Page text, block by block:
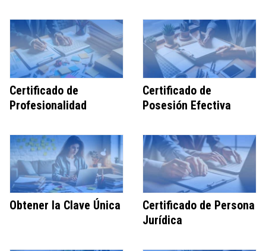
Certificado de
Profesionalidad
Certificado de
Posesión Efectiva
Obtener la Clave Única
Certificado de Persona
Jurídica